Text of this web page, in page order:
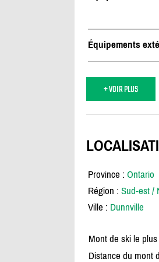
Équipements
+ VOIR PLUS
Province : Ontario
Région : Sud-est /
Ville : Dunnville
Mont de ski le
Distance du mont